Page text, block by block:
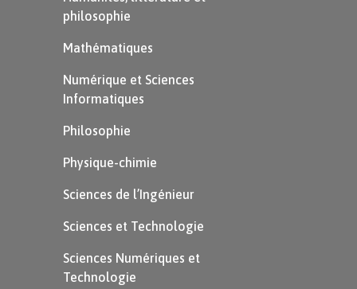
philosophie
Mathématiques
Numérique et Sciences
Informatiques
Philosophie
Physique-chimie
Sciences de l’Ingénieur
Sciences et Technologie
Sciences Numériques et
Technologie